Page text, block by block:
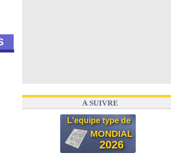
A SUIVRE
L'equipe type de
MONDIAL
2026